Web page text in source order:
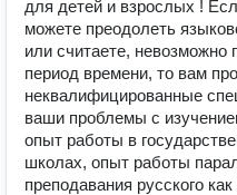
для детей и взрослых !
можете преодолеть
или считаете, невозможно
период времени, то вам
неквалифицированные
ваши проблемы с
опыт работы в
школах, опыт работы
преподавания русского